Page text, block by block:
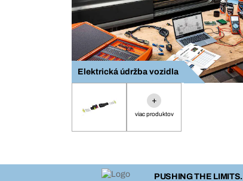
Elektrická údržba vozidla
+
viac produktov
PUSHING THE LIMITS.